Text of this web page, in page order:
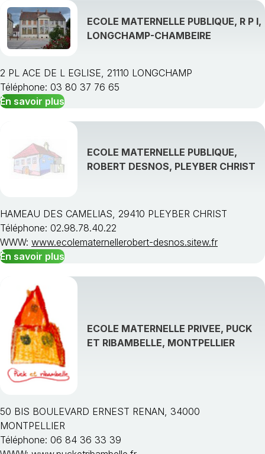
ECOLE MATERNELLE PUBLIQUE, R P I,
LONGCHAMP-CHAMBEIRE
2 PL ACE DE L EGLISE, 21110 LONGCHAMP
Téléphone: 03 80 37 76 65
En savoir plus
ECOLE MATERNELLE PUBLIQUE,
ROBERT DESNOS, PLEYBER CHRIST
HAMEAU DES CAMELIAS, 29410 PLEYBER CHRIST
Téléphone: 02.98.78.40.22
WWW: www.ecolematernellerobert-desnos.sitew.fr
En savoir plus
ECOLE MATERNELLE PRIVEE, PUCK
ET RIBAMBELLE, MONTPELLIER
50 BIS BOULEVARD ERNEST RENAN, 34000
MONTPELLIER
Téléphone: 06 84 36 33 39